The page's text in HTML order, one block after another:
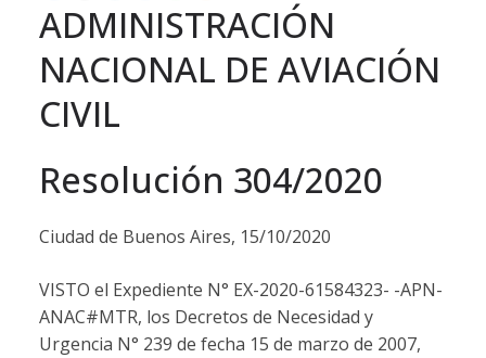
ADMINISTRACIÓN
NACIONAL DE AVIACIÓN
CIVIL
Resolución 304/2020
Ciudad de Buenos Aires, 15/10/2020
VISTO el Expediente N° EX-2020-61584323- -APN-
ANAC#MTR, los Decretos de Necesidad y
Urgencia N° 239 de fecha 15 de marzo de 2007,